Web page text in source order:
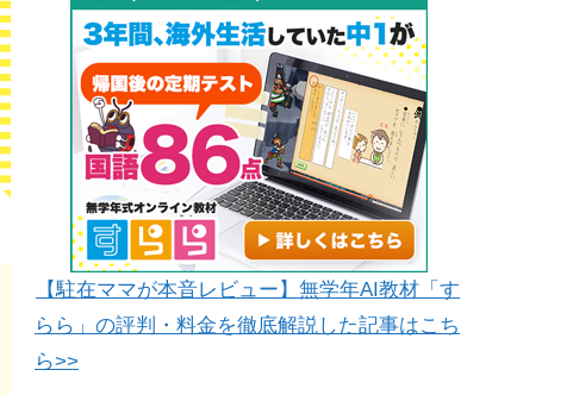
【駐在ママが本音レビュー】無学年AI教材「す
らら」の評判・料金を徹底解説した記事はこち
ら>>